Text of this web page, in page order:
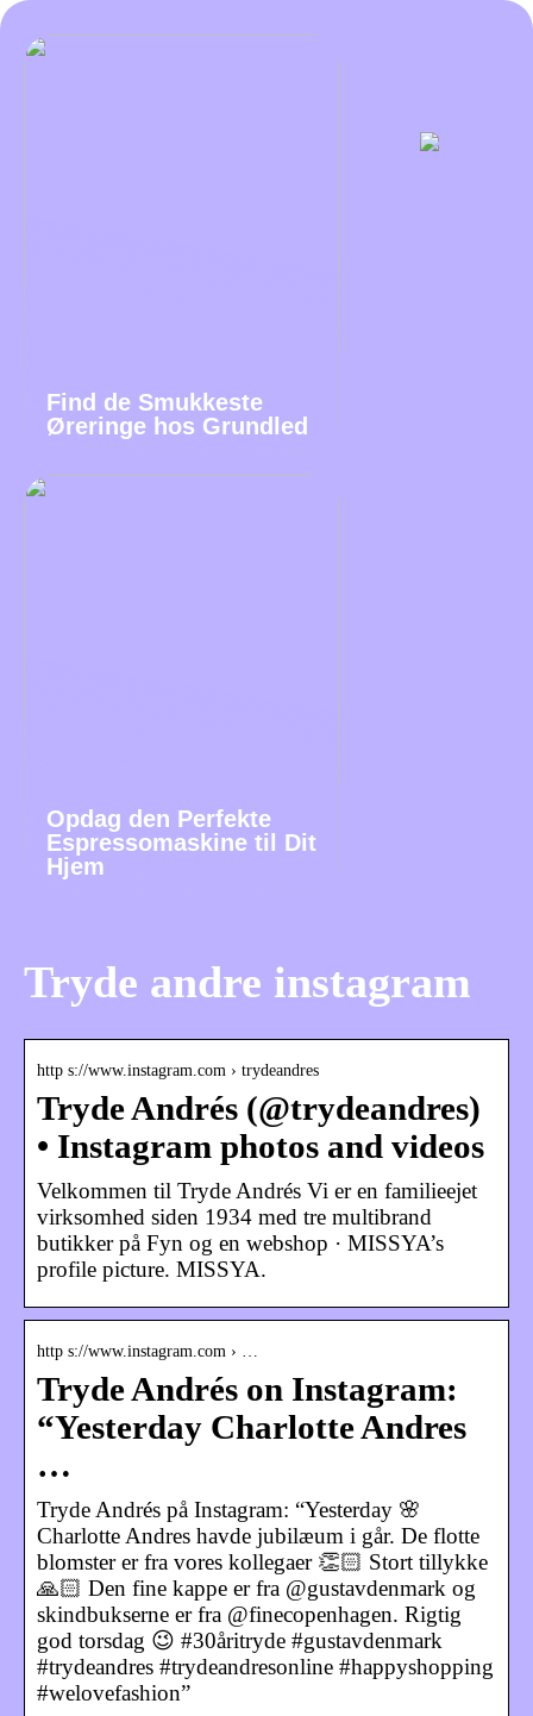
Find de Smukkeste
Øreringe hos Grundled
Opdag den Perfekte
Espressomaskine til Dit
Hjem
Tryde andre instagram
http s://www.instagram.com › trydeandres
Tryde Andrés (@trydeandres)
• Instagram photos and videos
Velkommen til Tryde Andrés Vi er en familieejet
virksomhed siden 1934 med tre multibrand
butikker på Fyn og en webshop · MISSYA’s
profile picture. MISSYA.
http s://www.instagram.com › …
Tryde Andrés on Instagram:
“Yesterday Charlotte Andres
…
Tryde Andrés på Instagram: “Yesterday 🌸
Charlotte Andres havde jubilæum i går. De flotte
blomster er fra vores kollegaer 👏🏻 Stort tillykke
🙏🏻 Den fine kappe er fra @gustavdenmark og
skindbukserne er fra @finecopenhagen. Rigtig
god torsdag 😉 #30åritryde #gustavdenmark
#trydeandres #trydeandresonline #happyshopping
#welovefashion”